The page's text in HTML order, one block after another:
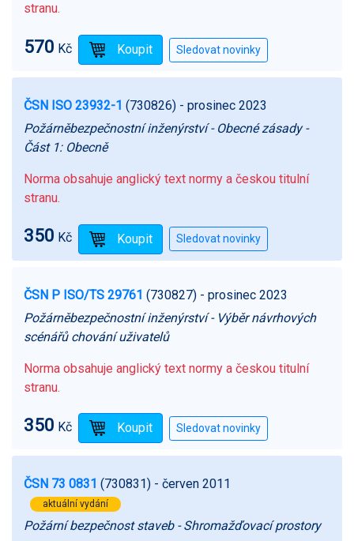
stranu.
570 Kč
ČSN ISO 23932-1 (730826) - prosinec 2023
Požárněbezpečnostní inženýrství - Obecné zásady -
Část 1: Obecně
Norma obsahuje anglický text normy a českou titulní
stranu.
350 Kč
ČSN P ISO/TS 29761 (730827) - prosinec 2023
Požárněbezpečnostní inženýrství - Výběr návrhových
scénářů chování uživatelů
Norma obsahuje anglický text normy a českou titulní
stranu.
350 Kč
ČSN 73 0831 (730831) - červen 2011
aktuální vydání
Požární bezpečnost staveb - Shromažďovací prostory